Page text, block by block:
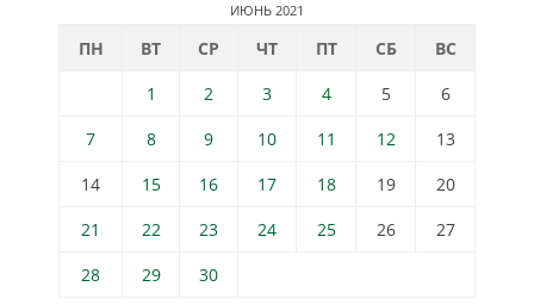
ИЮНЬ 2021
ПН ВТ СР ЧТ ПТ СБ
ВС
1
2 3 4 5
6
7
8 9 10 11 12
13
14
15 16 17 18 19
20
21
22 23 24 25 26
27
28
29 30